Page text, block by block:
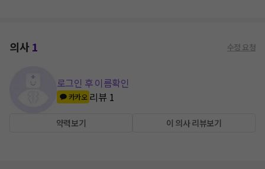
의사1 수정 요청
로그인 후 이름확인
카카오 리뷰 1
약력보기 이 의사 리뷰보기